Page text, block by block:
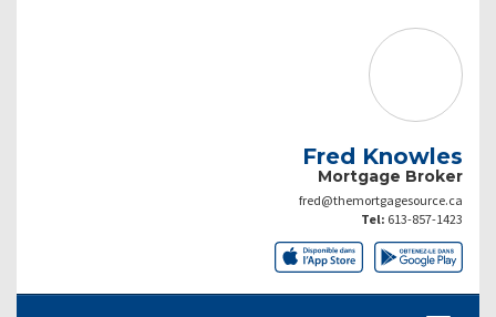
Fred Knowles
Mortgage Broker
fred@themortgagesource.ca
Tel: 613-857-1423